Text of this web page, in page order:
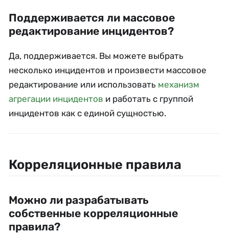
Поддерживается ли массовое
редактирование инцидентов?
Да, поддерживается. Вы можете выбрать
несколько инцидентов и произвести массовое
редактирование или использовать механизм
агрегации инцидентов и работать с группой
инцидентов как с единой сущностью.
Корреляционные правила
Можно ли разрабатывать
собственные корреляционные
правила?